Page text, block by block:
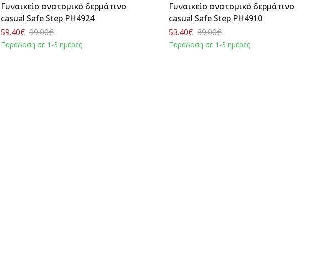
Γυναικείο ανατομικό δερμάτινο
casual Safe Step PH4924
59.40€ 99.00€
Παράδοση σε 1-3 ημέρες
Γυναικείο ανατομικό δερμάτινο
casual Safe Step PH4910
53.40€ 89.00€
Παράδοση σε 1-3 ημέρες